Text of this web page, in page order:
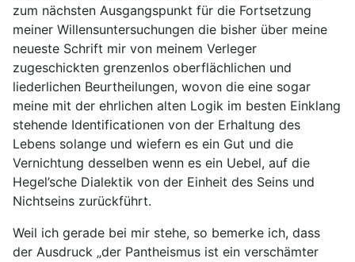
zum nächsten Ausgangspunkt für die Fortsetzung
meiner Willensuntersuchungen die bisher über meine
neueste Schrift mir von meinem Verleger
zugeschickten grenzenlos oberflächlichen und
liederlichen Beurtheilungen, wovon die eine sogar
meine mit der ehrlichen alten Logik im besten Einklang
stehende Identificationen von der Erhaltung des
Lebens solange und wiefern es ein Gut und die
Vernichtung desselben wenn es ein Uebel, auf die
Hegel’sche Dialektik von der Einheit des Seins und
Nichtseins zurückführt.
Weil ich gerade bei mir stehe, so bemerke ich, dass
der Ausdruck „der Pantheismus ist ein verschämter